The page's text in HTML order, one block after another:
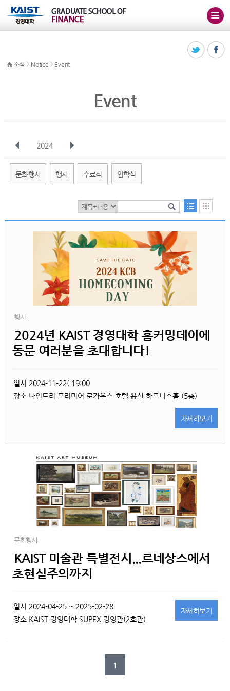
소식 > Notice > Event
Event
2024
전체 1월 2월 4월 5월 6월
문화행사 행사 수료식 입학식
행사
2024년 KAIST 경영대학 홈커밍데이에
동문 여러분을 초대합니다!
일시 2024-11-22( 19:00
장소 나인트리 프리미어 로카우스 호텔 용산 하모니스홀 (5층)
자세히보기
문화행사
KAIST 미술관 특별전시...르네상스에서
초현실주의까지
일시 2024-04-25 ~ 2025-02-28
장소 KAIST 경영대학 SUPEX 경영관(2호관)
자세히보기
1